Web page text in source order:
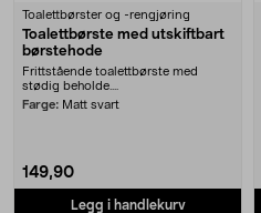
Toalettbørster og -rengjøring
Toalettbørste med utskiftbart
børstehode
Frittstående toalettbørste med
stødig beholde....
Farge: Matt svart
149,90
Legg i handlekurv